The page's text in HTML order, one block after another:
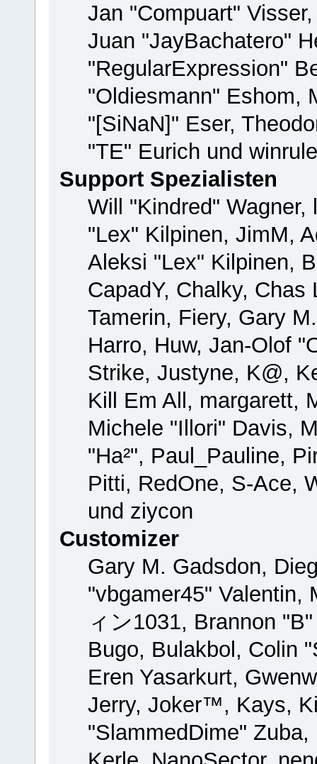
Jan "Compuart"
Juan "JayBachatero"
"RegularExpression"
"Oldiesmann" Eshom,
"[SiNaN]" Eser,
"TE" Eurich und
Support Spezialisten
Will "Kindred"
"Lex" Kilpinen, JimM,
Aleksi "Lex" Kilpinen,
CapadY, Chalky,
Tamerin, Fiery, Gary
Harro, Huw, Jan-Olof
Strike, Justyne, K@,
Kill Em All, margarett,
Michele "Illori" Davis,
"Ha²", Paul_Pauline,
Pitti, RedOne, S-Ace,
und ziycon
Customizer
Gary M. Gadsdon,
"vbgamer45"
ィン1031, Brannon
Bugo, Bulakbol, Colin
Eren Yasarkurt,
Jerry, Joker™, Kays,
"SlammedDime"